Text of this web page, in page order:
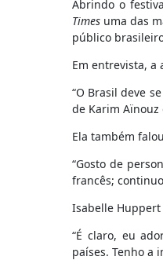
Abrindo o
Times uma das
público
Em entrevista,
“O Brasil deve
de Karim Aïnouz
Ela também
“Gosto de
francês;
Isabelle
“É claro, eu
países. Tenho a